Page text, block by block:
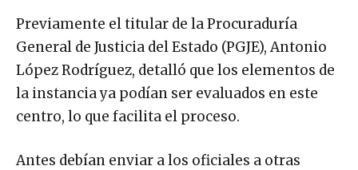
Previamente el titular de la Procuraduría
General de Justicia del Estado (PGJE), Antonio
López Rodríguez, detalló que los elementos de
la instancia ya podían ser evaluados en este
centro, lo que facilita el proceso.
Antes debían enviar a los oficiales a otras